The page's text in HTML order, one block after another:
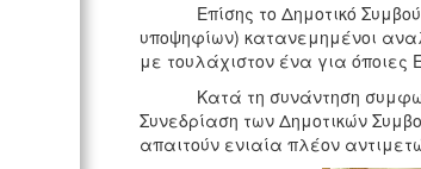
Επίσης το Δημοτικό
υποψηφίων) κατανεμημένοι
με τουλάχιστον ένα για όποιες
Κατά τη συνάντηση
Συνεδρίαση των Δημοτικών
απαιτούν ενιαία πλέον